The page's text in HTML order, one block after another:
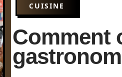
CUISINE
Comment